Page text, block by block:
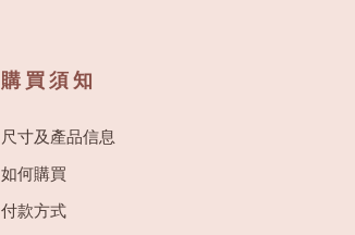
購買須知
尺寸及產品信息
如何購買
付款方式